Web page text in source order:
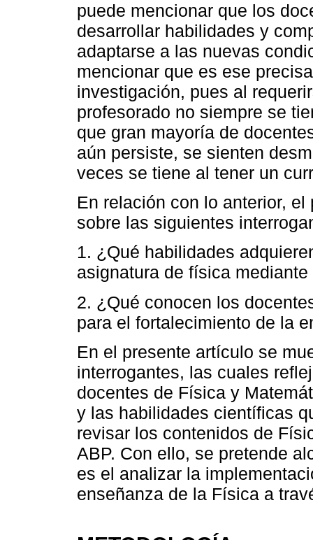
puede mencionar que los
desarrollar habilidades y
adaptarse a las nuevas
mencionar que es ese
investigación, pues al
profesorado no siempre se
que gran mayoría de
aún persiste, se sienten
veces se tiene al tener un
En relación con lo anterior,
sobre las siguientes
1. ¿Qué habilidades
asignatura de física
2. ¿Qué conocen los
para el fortalecimiento de la
En el presente artículo se
interrogantes, las cuales
docentes de Física y
y las habilidades científicas
revisar los contenidos de
ABP. Con ello, se pretende
es el analizar la
enseñanza de la Física a